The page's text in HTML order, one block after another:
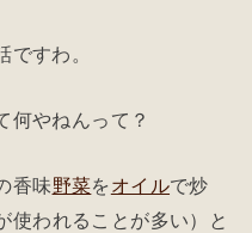
すわ。
何やねんって？
香味野菜をオイルで炒
使われることが多い）と